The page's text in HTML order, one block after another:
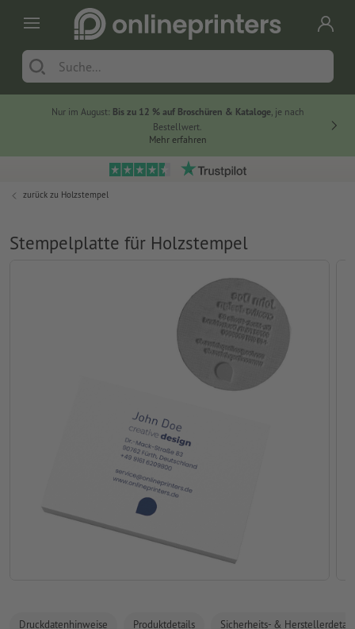
Nur im August: Bis zu 12 % auf Broschüren & Kataloge, je nach
Bestellwert.
Mehr erfahren
zurück zu Holzstempel
Stempelplatte für Holzstempel
Druckdatenhinweise Produktdetails Sicherheits- &